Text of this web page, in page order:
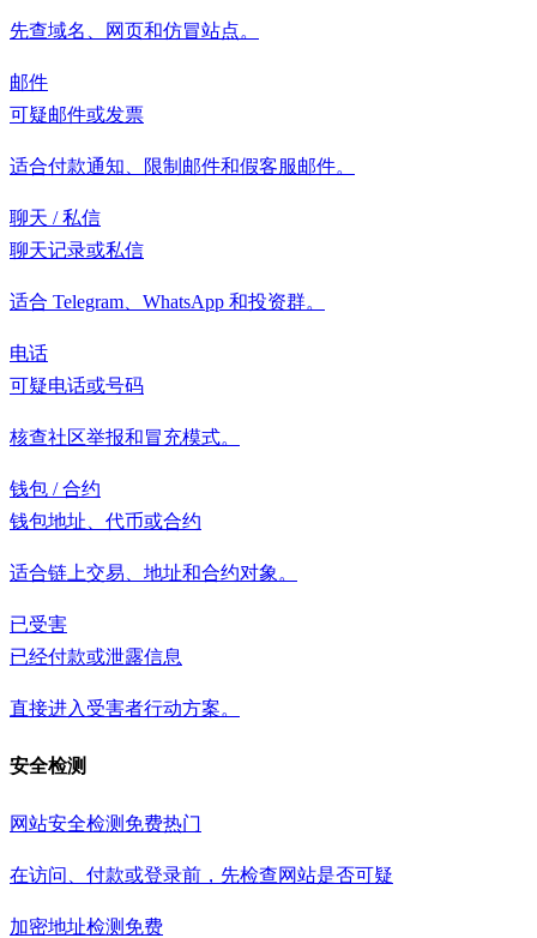
先查域名、网页和仿冒站点。
邮件
可疑邮件或发票
适合付款通知、限制邮件和假客服邮件。
聊天 / 私信
聊天记录或私信
适合 Telegram、WhatsApp 和投资群。
电话
可疑电话或号码
核查社区举报和冒充模式。
钱包 / 合约
钱包地址、代币或合约
适合链上交易、地址和合约对象。
已受害
已经付款或泄露信息
直接进入受害者行动方案。
安全检测
网站安全检测 免费热门
在访问、付款或登录前，先检查网站是否可疑
加密地址检测 免费